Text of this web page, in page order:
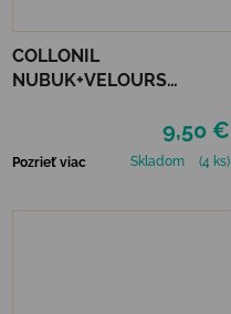
COLLONIL
NUBUK+VELOURS
9,50 €
Pozrieť viac Skladom (4 ks)